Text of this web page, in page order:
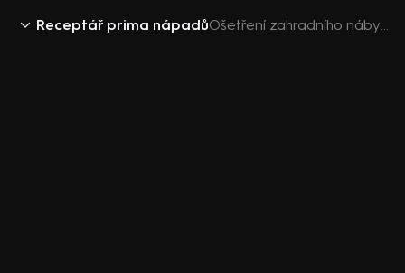
Receptář prima nápadů Ošetření zahradního nábytku po zimě